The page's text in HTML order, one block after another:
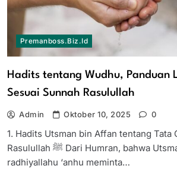
Premanboss.biz.id
Hadits tentang Wudhu, Panduan
Sesuai Sunnah Rasulullah
Admin Oktober 10, 2025 0
1. Hadits Utsman bin Affan tentang Tata
Rasulullah ﷺ Dari Humran, bahwa Utsman bin Affan
radhiyallahu ‘anhu meminta…